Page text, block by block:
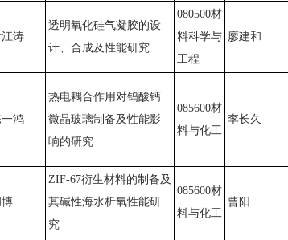
涛
透明氧化硅气凝胶的设
计、合成及性能研究
080500材
料科学与
工程
廖建和
一鸿
热电耦合作用对钨酸钙
微晶玻璃制备及性能影
响的研究
085600材
料与化工
李长久
ZIF-67衍生材料的制备及
其碱性海水析氧性能研
究
085600材
料与化工
曹阳